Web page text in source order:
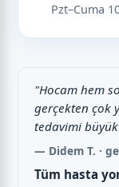
Pzt–Cuma
"Hocam hem
gerçekten çok
tedavimi
— Didem T. ·
Tüm hasta